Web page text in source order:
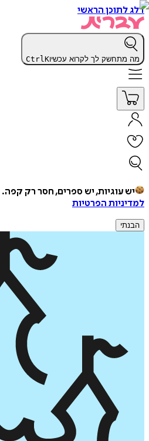
דלג לתוכן הראשי
מה מתחשק לך לקרוא עכשיו CtrlK
יש עוגיות, יש ספרים, חסר רק קפה.
למדיניות הפרטיות
הבנתי